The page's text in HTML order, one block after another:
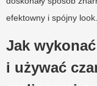
efektowny i spójny look.
Jak
i używać